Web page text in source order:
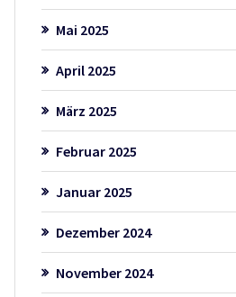
Mai 2025
April 2025
März 2025
Februar 2025
Januar 2025
Dezember 2024
November 2024